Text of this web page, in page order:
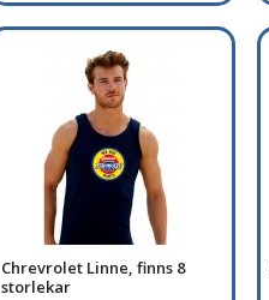
Chrevrolet Linne, finns 8
storlekar